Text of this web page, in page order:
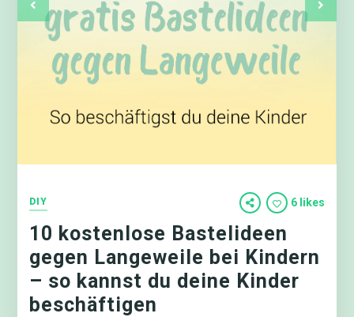
DIY 6 likes
10 kostenlose Bastelideen
gegen Langeweile bei Kindern
– so kannst du deine Kinder
beschäftigen